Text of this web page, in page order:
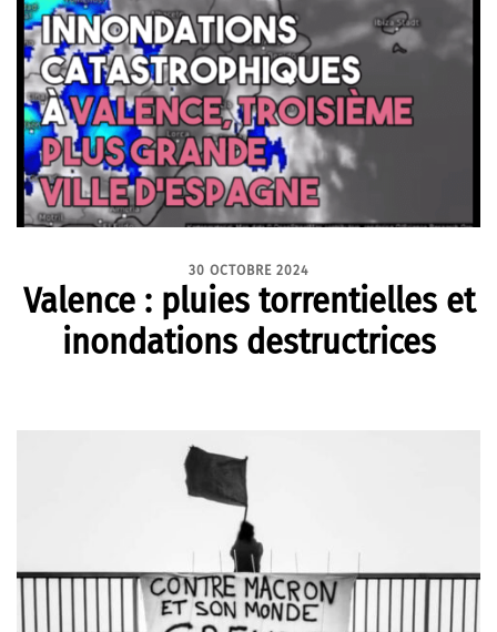
30 OCTOBRE 2024
Valence : pluies torrentielles et
inondations destructrices